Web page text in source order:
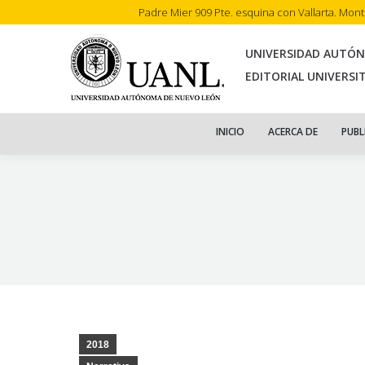
Padre Mier 909 Pte. esquina con Vallarta.
UNIVERSIDAD
EDITORIAL
INICIO ACERCA DE
2018